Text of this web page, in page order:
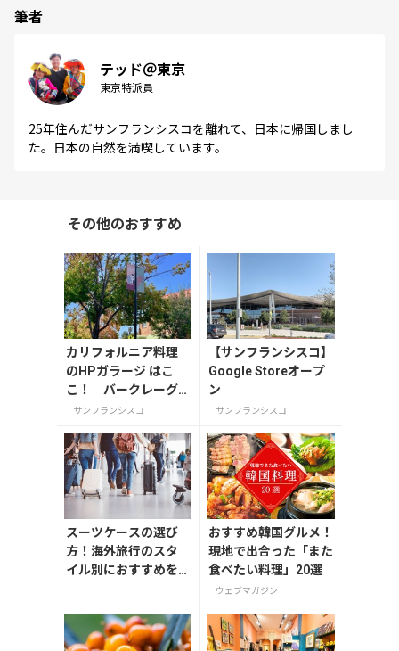
筆者
テッド＠東京
東京特派員
25年住んだサンフランシスコを離れて、日本に帰国しまし
た。日本の自然を満喫しています。
その他のおすすめ
カリフォルニア料理
のHPガラージ はこ
こ！ バークレーグ
ルメゲットー
サンフランシスコ
【サンフランシスコ】
Google Storeオープ
ン
サンフランシスコ
スーツケースの選び
方！海外旅行のスタ
イル別におすすめを
おすすめ韓国グルメ！
現地で出合った「また
食べたい料理」20選
ウェブマガジン